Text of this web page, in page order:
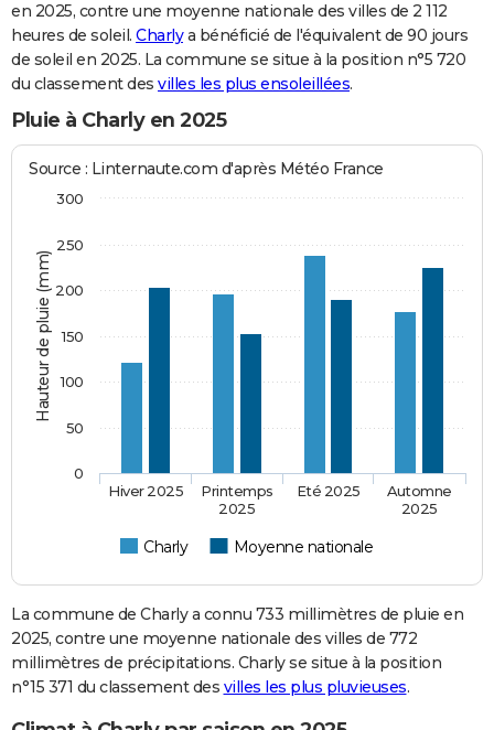
en 2025, contre une moyenne nationale des villes de 2 112
heures de soleil. Charlya bénéficié de l'équivalent de 90 jours
de soleil en 2025. La commune se situe à la position n°5 720
du classement des villes les plus ensoleillées.
Pluie à Charly en 2025
Hauteur de pluie (mm)
Source : Linternaute.com d'après Météo France
Charly Moyenne nationale
Hiver 2025
Printemps
2025
Eté 2025
Automne
2025
0
50
100
150
200
250
300
La commune de Charly a connu 733 millimètres de pluie en
2025, contre une moyenne nationale des villes de 772
millimètres de précipitations. Charly se situe à la position
n°15 371 du classement des villes les plus pluvieuses.